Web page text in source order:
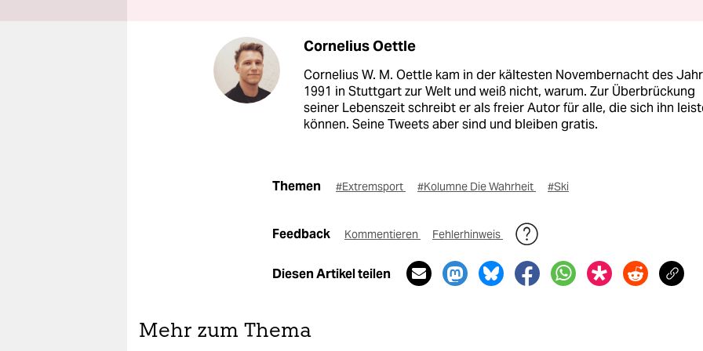
Cornelius Oettle
Cornelius W. M. Oettle kam in der kältesten Novembernacht des
1991 in Stuttgart zur Welt und weiß nicht, warum. Zur Überbrückung
seiner Lebenszeit schreibt er als freier Autor für alle, die sich ihn
können. Seine Tweets aber sind und bleiben gratis.
Themen #Extremsport #Kolumne Die Wahrheit #Ski
Feedback Kommentieren Fehlerhinweis
Diesen Artikel teilen
Mehr zum Thema